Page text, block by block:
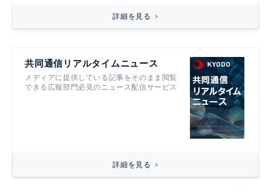
詳細を見る
共同通信リアルタイムニュース
メディアに提供している記事をそのまま閲覧
できる広報部門必見のニュース配信サービス
詳細を見る